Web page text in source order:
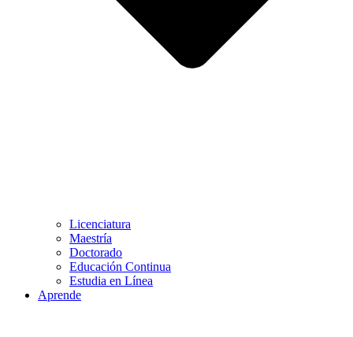
Licenciatura
Maestría
Doctorado
Educación Continua
Estudia en Línea
Aprende